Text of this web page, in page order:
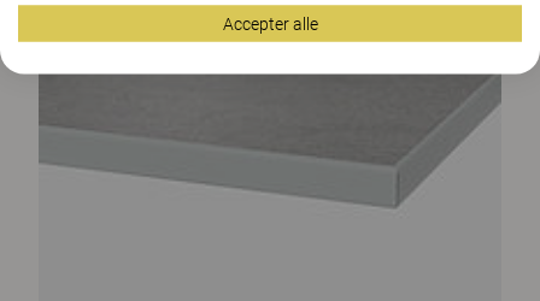
Accepter alle